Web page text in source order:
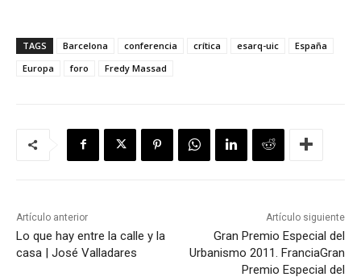
TAGS Barcelona conferencia crítica esarq-uic
España
Europa
foro Fredy Massad
Artículo anterior
Lo que hay entre la calle y la
casa | José Valladares
Artículo siguiente
Gran Premio Especial del
Urbanismo 2011. FranciaGran
Premio Especial del